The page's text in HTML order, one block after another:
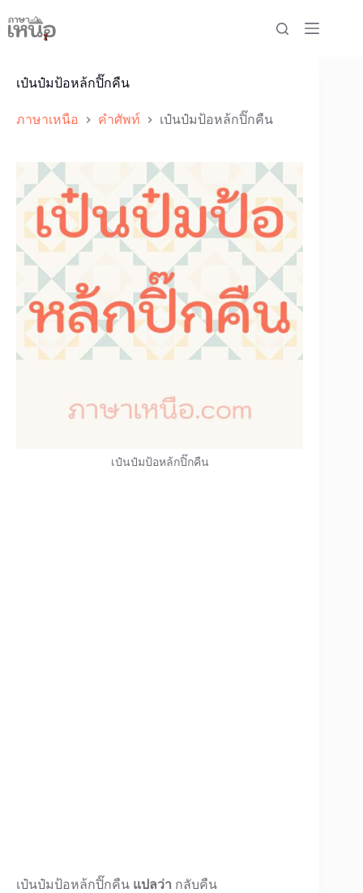
to
content
เป๋นป๋มป้อหล้กปิ๊กคืน
ภาษาเหนือ คำศัพท์ เป๋นป๋มป้อหล้กปิ๊กคืน
เป๋นป๋มป้อหล้กปิ๊กคืน
เป๋นป๋มป้อหล้กปิ๊กคืน แปลว่า กลับคืน